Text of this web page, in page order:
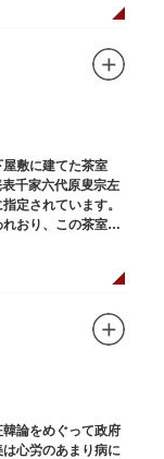
敷に建てた茶室
千家六代原叟宗左
定されています。
おり、この茶室は
論をめぐって政府
心労のあまり病に